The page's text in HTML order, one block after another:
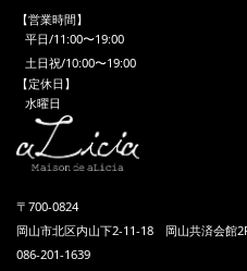
【営業時間】
平日/11:00〜19:00
土日祝/10:00〜19:00
【定休日】
水曜日
〒700-0824
岡山市北区内山下2-11-18 岡山共済会館
086-201-1639